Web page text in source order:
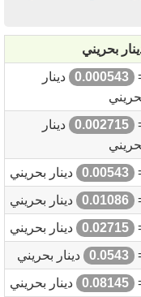
بحريني
0.000543
دينار
0.002715
دينار
0.00543
دينار بحريني
0.01086
دينار بحريني
0.02715
دينار بحريني
0.0543
دينار بحريني
0.08145
دينار بحريني